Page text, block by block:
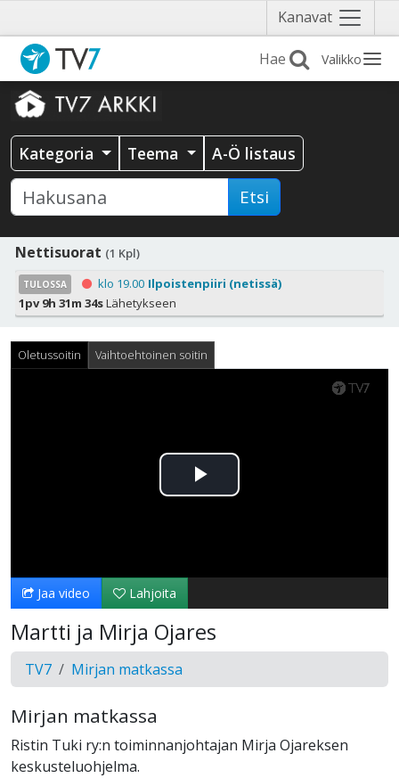
Kanavat Näytä
valikko
Valikko
Kategoria Teema A-Ö listaus
Etsi
Nettisuorat (1 Kpl)
TULOSSA klo 19.00 Ilpoistenpiiri (netissä)
1pv 9h 31m 34sLähetykseen
Oletussoitin Vaihtoehtoinen soitin
Toista
Jaa video Lahjoita
Martti ja Mirja Ojares
TV7 Mirjan matkassa
Mirjan matkassa
Ristin Tuki ry:n toiminnanjohtajan Mirja Ojareksen
keskusteluohjelma.